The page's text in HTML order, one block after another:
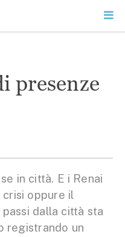
presenze
in città. E i Renai
crisi oppure il
passi dalla città sta
registrando un